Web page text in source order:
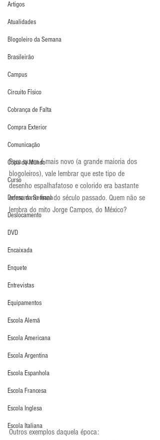
Artigos
Atualidades
Blogoleiro da Semana
Brasileirão
Campus
Circuito Físico
Cobrança de Falta
Compra Exterior
Comunicação
Copa do Mundo
Curso
Defesa da Semana
Deslocamento
DVD
Encaixada
Enquete
Entrevistas
Equipamentos
Escola Alemã
Escola Americana
Escola Argentina
Escola Espanhola
Escola Francesa
Escola Inglesa
Escola Italiana
Para quem é mais novo (a grande maioria dos
blogoleiros), vale lembrar que este tipo de
desenho espalhafatoso e colorido era bastante
comum no final do século passado. Quem não se
lembra do mito Jorge Campos, do México?
Outros exemplos daquela época: